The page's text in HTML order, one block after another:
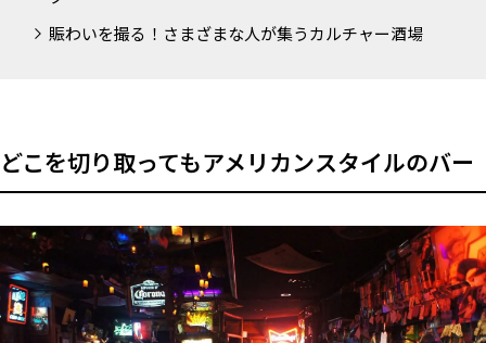
賑わいを撮る！さまざまな人が集うカルチャー酒場
どこを切り取ってもアメリカンスタイルのバー